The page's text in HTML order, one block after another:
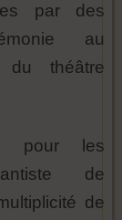
par des
au
du théâtre
pour les
de
de